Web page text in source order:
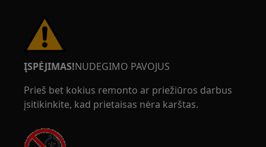
ĮSPĖJIMAS!NUDEGIMO PAVOJUS
Prieš bet kokius remonto ar priežiūros darbus
įsitikinkite, kad prietaisas nėra karštas.